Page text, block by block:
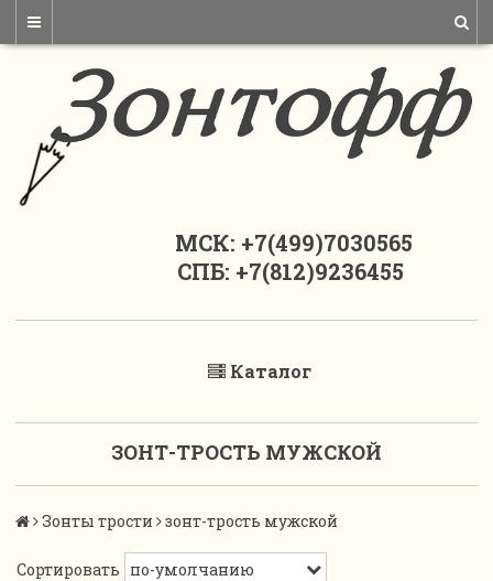
МСК: +7(499)7030565
СПБ: +7(812)9236455
Каталог
ЗОНТ-ТРОСТЬ МУЖСКОЙ
Зонты трости зонт-трость мужской
Сортировать